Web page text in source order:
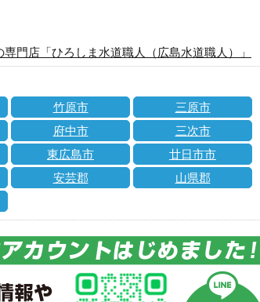
門店「ひろしま水道職人（広島水道職人）」
竹原市
三原市
府中市
三次市
東広島市
廿日市市
安芸郡
山県郡